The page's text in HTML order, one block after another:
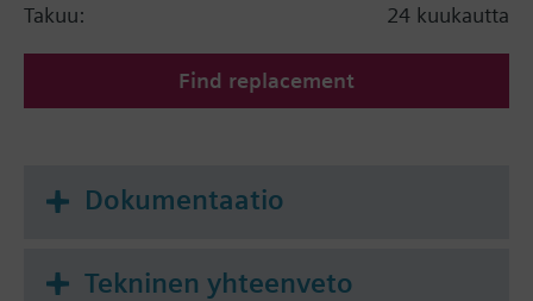
Takuu:
24 kuukautta
Find replacement
Dokumentaatio
Tekninen yhteenveto